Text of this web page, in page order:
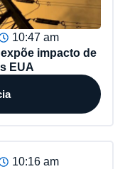
10:47 am
impacto de
EUA
10:16 am